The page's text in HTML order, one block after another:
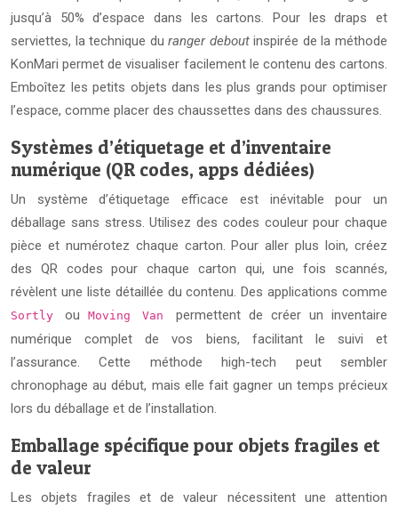
jusqu’à 50% d’espace dans les cartons. Pour les draps et
serviettes, la technique duranger deboutinspirée de la méthode
KonMari permet de visualiser facilement le contenu des cartons.
Emboîtez les petits objets dans les plus grands pour optimiser
l’espace, comme placer des chaussettes dans des chaussures.
Systèmes d’étiquetage et d’inventaire
numérique (QR codes, apps dédiées)
Un système d’étiquetage efficace est inévitable pour un
déballage sans stress. Utilisez des codes couleur pour chaque
pièce et numérotez chaque carton. Pour aller plus loin, créez
des QR codes pour chaque carton qui, une fois scannés,
révèlent une liste détaillée du contenu. Des applications comme
SortlyouMoving Van permettent de créer un inventaire
numérique complet de vos biens, facilitant le suivi et
l’assurance. Cette méthode high-tech peut sembler
chronophage au début, mais elle fait gagner un temps précieux
lors du déballage et de l’installation.
Emballage spécifique pour objets fragiles et
de valeur
Les objets fragiles et de valeur nécessitent une attention